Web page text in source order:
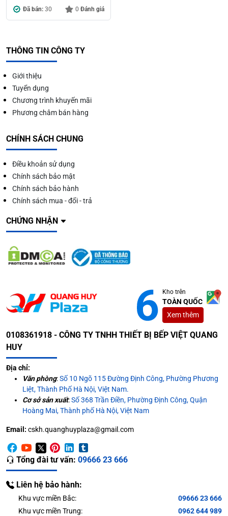
Đã bán: 30 0 Đánh giá
THÔNG TIN CÔNG TY
Giới thiệu
Tuyển dụng
Chương trình khuyến mãi
Phương châm bán hàng
CHÍNH SÁCH CHUNG
Điều khoản sử dụng
Chính sách bảo mật
Chính sách bảo hành
Chính sách mua - đổi - trả
CHỨNG NHẬN
Kho trên
TOÀN QUỐC
Xem thêm
0108361918 - CÔNG TY TNHH THIẾT BỊ BẾP VIỆT QUANG
HUY
Địa chỉ:
Văn phòng:Số 10 Ngõ 115 Đường Định Công, Phường Phương
Liệt, Thành Phố Hà Nội, Việt Nam.
Cơ sở sản xuất:Số 368 Trần Điền, Phường Định Công, Quận
Hoàng Mai, Thành phố Hà Nội, Việt Nam
Email: cskh.quanghuyplaza@gmail.com
Tổng đài tư vấn: 09666 23 666
Liên hệ bảo hành:
Khu vực miền Bắc:
09666 23 666
Khu vực miền Trung:
0962 644 989